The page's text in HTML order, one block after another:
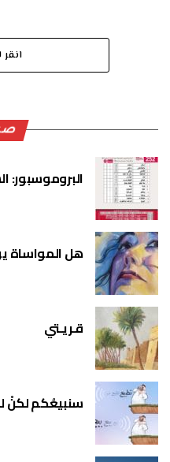
البروموسبور:
هل المواساة
قـريـتي
سنبيعُكم لكنْ